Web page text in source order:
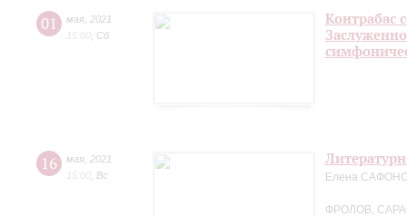
01 мая 2021
15:00 Сб
Контрабас
16 мая 2021
15:00 Вс Елена
ФРОЛОВ,